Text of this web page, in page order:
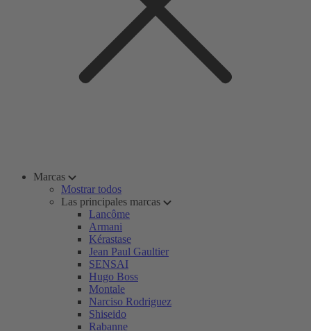
Marcas
Mostrar todos
Las principales marcas
Lancôme
Armani
Kérastase
Jean Paul Gaultier
SENSAI
Hugo Boss
Montale
Narciso Rodriguez
Shiseido
Rabanne